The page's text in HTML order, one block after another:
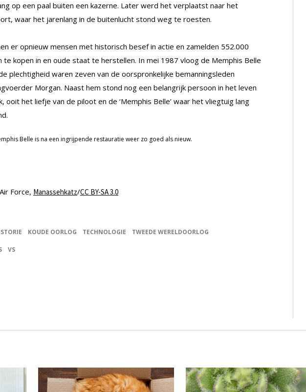
op een paal buiten een kazerne. Later werd het verplaatst naar het
waar het jarenlang in de buitenlucht stond weg te roesten.
er opnieuw mensen met historisch besef in actie en zamelden 552.000
te kopen in en oude staat te herstellen. In mei 1987 vloog de Memphis Belle
plechtigheid waren zeven van de oorspronkelijke bemanningsleden
Morgan. Naast hem stond nog een belangrijk persoon in het leven
ooit het liefje van de piloot en de ‘Memphis Belle’ waar het vliegtuig lang
Belle is na een ingrijpende restauratie weer zo goed als nieuw.
Force, Manassehkatz/CC BY-SA 3.0
KOUDE OORLOG TECHNOLOGIE TWEEDE WERELDOORLOG
VS